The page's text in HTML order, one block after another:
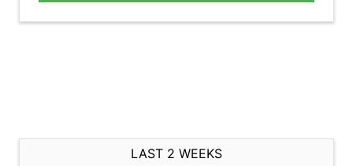
LAST 2 WEEKS